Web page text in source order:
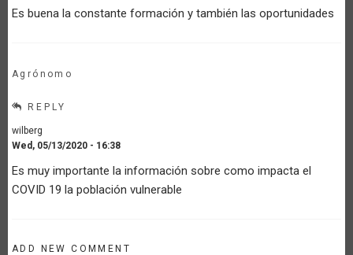
Es buena la constante formación y también las oportunidades
Agrónomo
REPLY
wilberg
Wed, 05/13/2020 - 16:38
Es muy importante la información sobre como impacta el
COVID 19 la población vulnerable
ADD NEW COMMENT